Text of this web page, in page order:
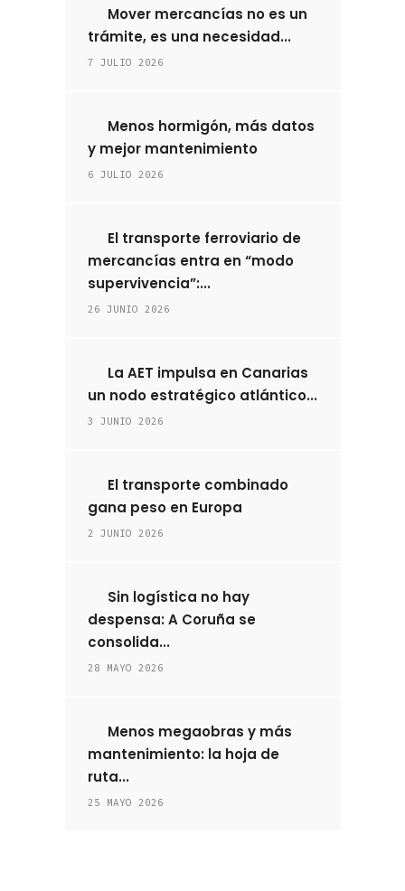
Mover mercancías no es un
trámite, es una necesidad...
7 JULIO 2026
Menos hormigón, más datos
y mejor mantenimiento
6 JULIO 2026
El transporte ferroviario de
mercancías entra en “modo
supervivencia”:...
26 JUNIO 2026
La AET impulsa en Canarias
un nodo estratégico atlántico...
3 JUNIO 2026
El transporte combinado
gana peso en Europa
2 JUNIO 2026
Sin logística no hay
despensa: A Coruña se
consolida...
28 MAYO 2026
Menos megaobras y más
mantenimiento: la hoja de
ruta...
25 MAYO 2026